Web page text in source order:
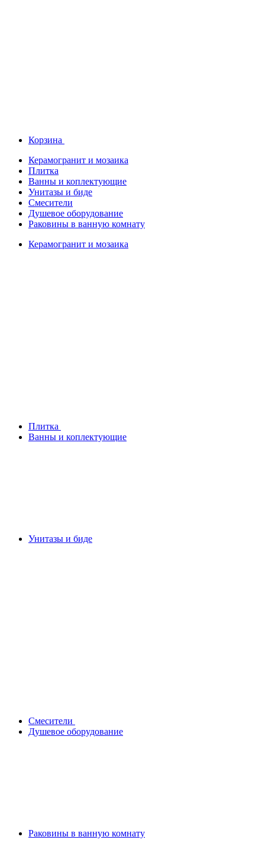
Корзина
Керамогранит и мозаика
Плитка
Ванны и коплектующие
Унитазы и биде
Смесители
Душевое оборудование
Раковины в ванную комнату
Керамогранит и мозаика
Плитка
Ванны и коплектующие
Унитазы и биде
Смесители
Душевое оборудование
Раковины в ванную комнату